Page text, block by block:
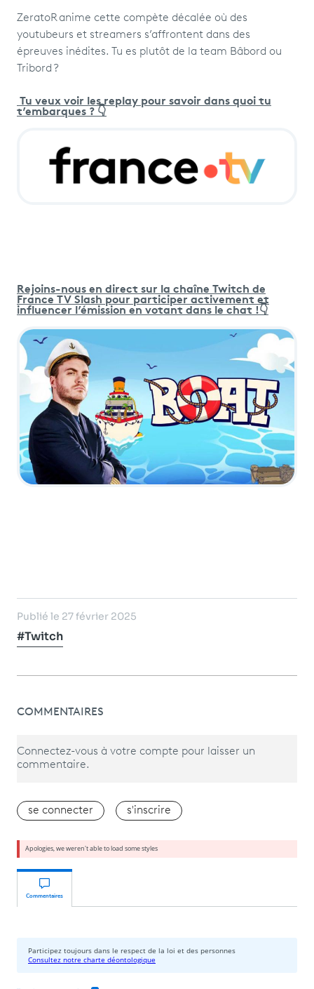
ZeratoR anime cette compète décalée où des
youtubeurs et streamers s’affrontent dans des
épreuves inédites. Tu es plutôt de la team Bâbord ou
Tribord ?
Tu veux voir les replay pour savoir dans quoi tu
t’embarques ? 👇
Rejoins-nous en direct sur la chaîne Twitch de
France TV Slash pour participer activement et
influencer l’émission en votant dans le chat !👇
Publié le 27 février 2025
#Twitch
COMMENTAIRES
Connectez-vous à votre compte pour laisser un
commentaire.
se connecter s'inscrire